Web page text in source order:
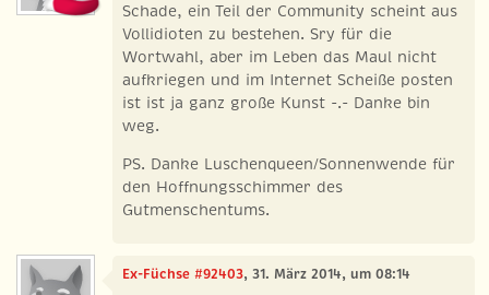
Schade, ein Teil der Community scheint aus
Vollidioten zu bestehen. Sry für die
Wortwahl, aber im Leben das Maul nicht
aufkriegen und im Internet Scheiße posten
ist ist ja ganz große Kunst -.- Danke bin
weg.
PS. Danke Luschenqueen/Sonnenwende für
den Hoffnungsschimmer des
Gutmenschentums.
Ex-Füchse #92403, 31. März 2014, um 08:14